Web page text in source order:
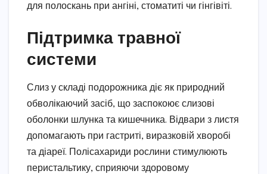
для полоскань при ангіні, стоматиті чи гінгівіті.
Підтримка травної
системи
Слиз у складі подорожника діє як природний
обволікаючий засіб, що заспокоює слизові
оболонки шлунка та кишечника. Відвари з листя
допомагають при гастриті, виразковій хворобі
та діареї. Полісахариди рослини стимулюють
перистальтику, сприяючи здоровому